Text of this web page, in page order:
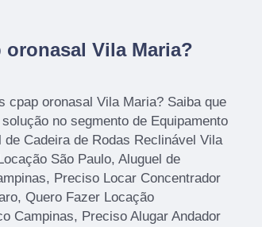
oronasal Vila Maria?
cpap oronasal Vila Maria? Saiba que
no segmento de Equipamento
Cadeira de Rodas Reclinável Vila
São Paulo, Aluguel de
Preciso Locar Concentrador
Quero Fazer Locação
Campinas, Preciso Alugar Andador